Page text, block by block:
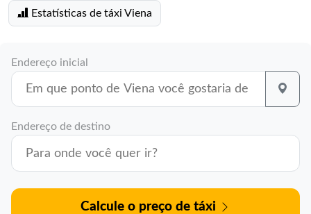
Estatísticas de táxi Viena
Endereço inicial
Endereço de destino
Calcule o preço de táxi